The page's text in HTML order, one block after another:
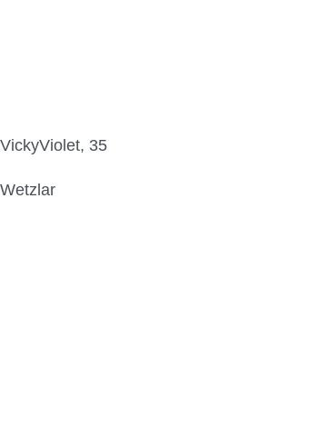
VickyViolet, 35
Wetzlar